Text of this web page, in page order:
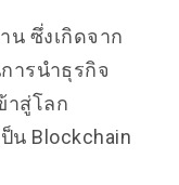
น ซึ่งเกิดจาก
ารนำธุรกิจ
าสู่โลก
น Blockchain